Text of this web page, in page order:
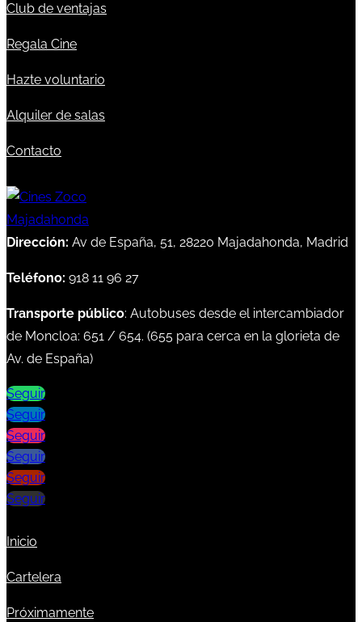
Club de ventajas
Regala Cine
Hazte voluntario
Alquiler de salas
Contacto
Dirección: Av de España, 51, 28220 Majadahonda, Madrid
Teléfono: 918 11 96 27
Transporte público: Autobuses desde el intercambiador
de Moncloa: 651 / 654. (655 para cerca en la glorieta de
Av. de España)
Seguir
Seguir
Seguir
Seguir
Seguir
Seguir
Inicio
Cartelera
Próximamente